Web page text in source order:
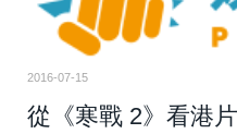
2016-07-15
從《寒戰 2》看港